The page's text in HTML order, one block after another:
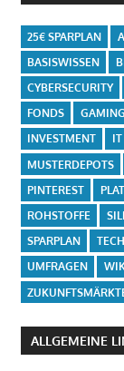
25€ SPARPLAN
BASISWISSEN
CYBERSECURITY
FONDS
GAMING
INVESTMENT
IT
MUSTERDEPOTS
PINTEREST
ROHSTOFFE
SPARPLAN
UMFRAGEN
ALLGEMEINE